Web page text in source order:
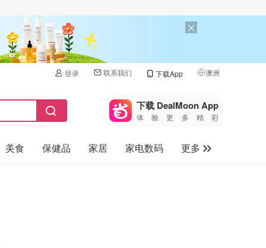
登录 联系我们 下载App 澳洲
🇺🇸
🇨🇳 中国
🇨🇦加拿大
下载 DealMoon App
体验更多精彩
美食 保健品 家居 家电数码
更多